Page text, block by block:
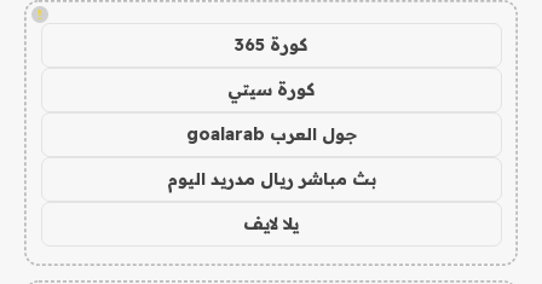
!
كورة 365
كورة سيتي
جول العرب goalarab
بث مباشر ريال مدريد اليوم
يلا لايف